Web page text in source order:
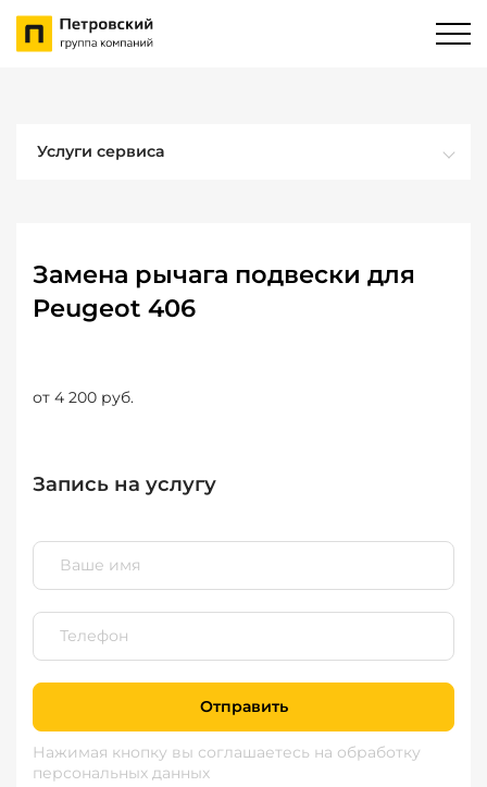
Услуги сервиса
Замена рычага подвески для
Peugeot 406
от 4 200 руб.
Запись на услугу
Отправить
Нажимая кнопку вы соглашаетесь на обработку
персональных данных